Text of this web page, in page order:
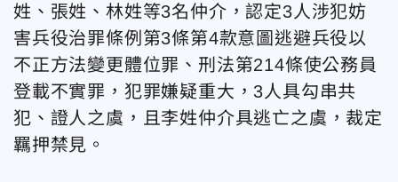
姓、張姓、林姓等3名仲介，認定3人涉犯妨
害兵役治罪條例第3條第4款意圖逃避兵役以
不正方法變更體位罪、刑法第214條使公務員
登載不實罪，犯罪嫌疑重大，3人具勾串共
犯、證人之虞，且李姓仲介具逃亡之虞，裁定
羈押禁見。